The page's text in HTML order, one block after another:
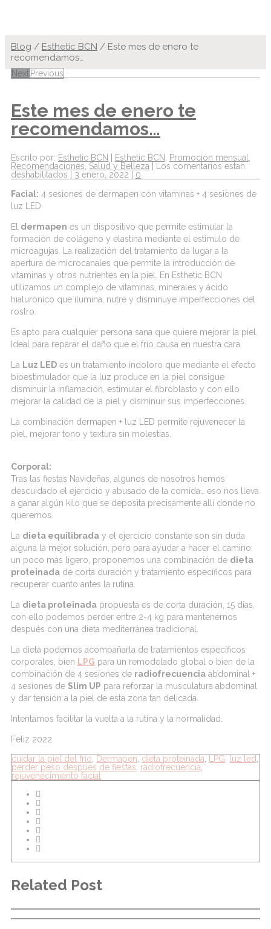
Blog / Esthetic BCN / Este mes de enero te
recomendamos…
Next Previous
Este mes de enero te
recomendamos…
Escrito por: Esthetic BCN Esthetic BCN Promoción mensual
Recomendaciones Salud y Belleza
Los comentarios estan
deshabilitados
3 enero, 2022
0
Facial: 4 sesiones de dermapen con vitaminas + 4 sesiones de
luz LED
El dermapen es un dispositivo que permite estimular la
formación de colágeno y elastina mediante el estimulo de
microagujas. La realización del tratamiento da lugar a la
apertura de microcanales que permite la introducción de
vitaminas y otros nutrientes en la piel. En Esthetic BCN
utilizamos un complejo de vitaminas, minerales y ácido
hialurónico que ilumina, nutre y disminuye imperfecciones del
rostro.
Es apto para cualquier persona sana que quiere mejorar la piel.
Ideal para reparar el daño que el frío causa en nuestra cara.
La Luz LED es un tratamiento indoloro que mediante el efecto
bioestimulador que la luz produce en la piel consigue
disminuir la inflamación, estimular el fibroblasto y con ello
mejorar la calidad de la piel y disminuir sus imperfecciones.
La combinación dermapen + luz LED permite rejuvenecer la
piel, mejorar tono y textura sin molestias.
Corporal:
Tras las fiestas Navideñas, algunos de nosotros hemos
descuidado el ejercicio y abusado de la comida… eso nos lleva
a ganar algún kilo que se deposita precisamente allí donde no
queremos.
La dieta equilibrada y el ejercicio constante son sin duda
alguna la mejor solución, pero para ayudar a hacer el camino
un poco más ligero, proponemos una combinación de dieta
proteinada de corta duración y tratamiento específicos para
recuperar cuanto antes la rutina.
La dieta proteinada propuesta es de corta duración, 15 días,
con ello podemos perder entre 2-4 kg para mantenernos
después con una dieta mediterránea tradicional.
La dieta podemos acompañarla de tratamientos específicos
corporales, bien LPG para un remodelado global o bien de la
combinación de 4 sesiones de radiofrecuencia abdominal +
4 sesiones de Slim UP para reforzar la musculatura abdominal
y dar tensión a la piel de esta zona tan delicada.
Intentamos facilitar la vuelta a la rutina y la normalidad.
Feliz 2022
cuidar la piel del frío
Dermapen dieta proteinada LPG luz led
perder peso después de fiestas radiofrecuencia
rejuvenecimiento facial
Related Post